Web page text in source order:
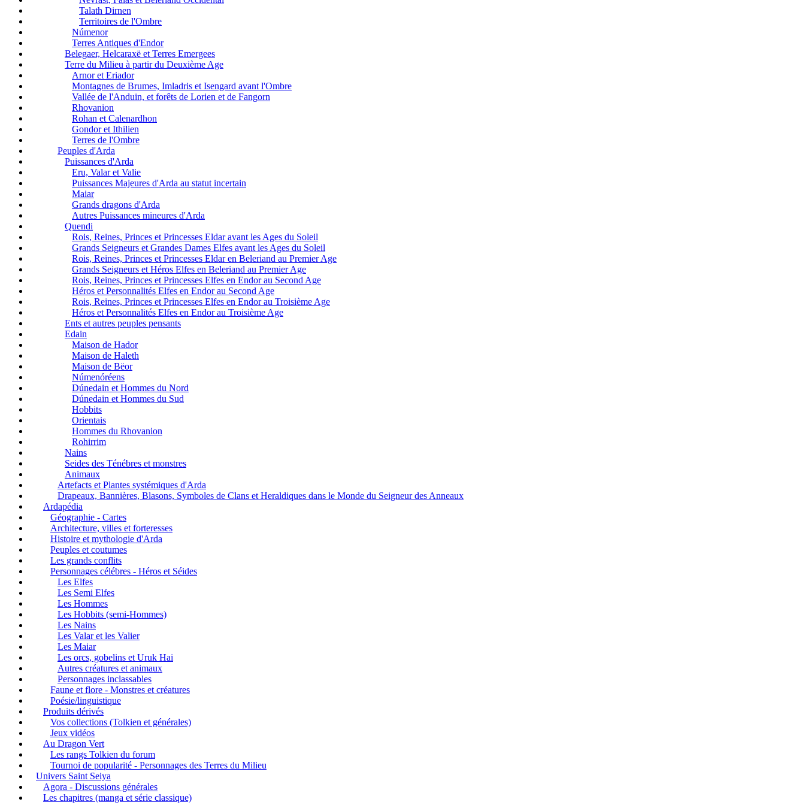
Talath Dirnen
Territoires de l'Ombre
Númenor
Terres Antiques d'Endor
Belegaer, Helcaraxë et Terres Emergees
Terre du Milieu à partir du Deuxième Age
Arnor et Eriador
Montagnes de Brumes, Imladris et Isengard avant l'Ombre
Vallée de l'Anduin, et forêts de Lorien et de Fangorn
Rhovanion
Rohan et Calenardhon
Gondor et Ithilien
Terres de l'Ombre
Peuples d'Arda
Puissances d'Arda
Eru, Valar et Valie
Puissances Majeures d'Arda au statut incertain
Maiar
Grands dragons d'Arda
Autres Puissances mineures d'Arda
Quendi
Rois, Reines, Princes et Princesses Eldar avant les Ages du Soleil
Grands Seigneurs et Grandes Dames Elfes avant les Ages du Soleil
Rois, Reines, Princes et Princesses Eldar en Beleriand au Premier Age
Grands Seigneurs et Héros Elfes en Beleriand au Premier Age
Rois, Reines, Princes et Princesses Elfes en Endor au Second Age
Héros et Personnalités Elfes en Endor au Second Age
Rois, Reines, Princes et Princesses Elfes en Endor au Troisième Age
Héros et Personnalités Elfes en Endor au Troisième Age
Ents et autres peuples pensants
Edain
Maison de Hador
Maison de Haleth
Maison de Bëor
Númenóréens
Dúnedain et Hommes du Nord
Dúnedain et Hommes du Sud
Hobbits
Orientais
Hommes du Rhovanion
Rohirrim
Nains
Seides des Ténébres et monstres
Animaux
Artefacts et Plantes systémiques d'Arda
Drapeaux, Bannières, Blasons, Symboles de Clans et Heraldiques dans le Monde du Seigneur des Anneaux
Ardapédia
Géographie - Cartes
Architecture, villes et forteresses
Histoire et mythologie d'Arda
Peuples et coutumes
Les grands conflits
Personnages célébres - Héros et Séides
Les Elfes
Les Semi Elfes
Les Hommes
Les Hobbits (semi-Hommes)
Les Nains
Les Valar et les Valier
Les Maiar
Les orcs, gobelins et Uruk Hai
Autres créatures et animaux
Personnages inclassables
Faune et flore - Monstres et créatures
Poésie/linguistique
Produits dérivés
Vos collections (Tolkien et générales)
Jeux vidéos
Au Dragon Vert
Les rangs Tolkien du forum
Tournoi de popularité - Personnages des Terres du Milieu
Univers Saint Seiya
Agora - Discussions générales
Les chapitres (manga et série classique)